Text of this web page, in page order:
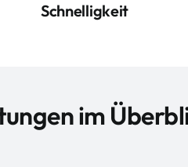
Schnelligkeit
im